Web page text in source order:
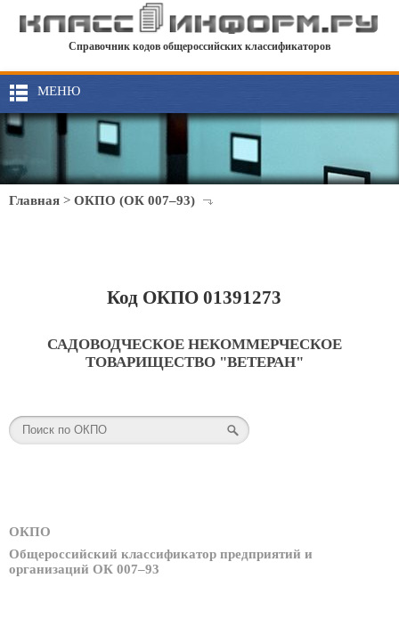
Справочник кодов общероссийских классификаторов
МЕНЮ
Главная > ОКПО (ОК 007–93)
Код ОКПО 01391273
САДОВОДЧЕСКОЕ НЕКОММЕРЧЕСКОЕ
ТОВАРИЩЕСТВО "ВЕТЕРАН"
ОКПО
Общероссийский классификатор предприятий и
организаций ОК 007–93